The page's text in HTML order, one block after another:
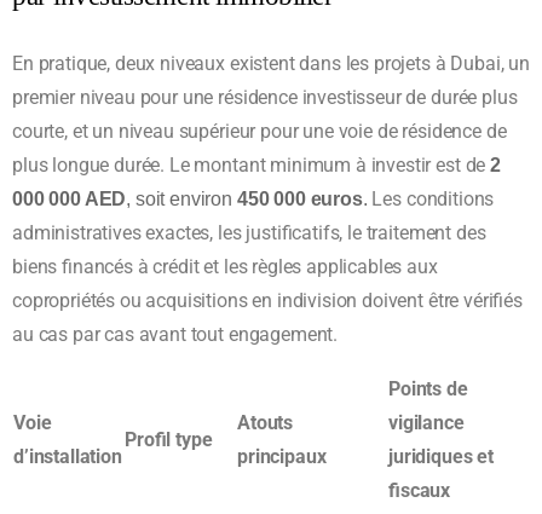
En pratique, deux niveaux existent dans les projets à Dubai, un
premier niveau pour une résidence investisseur de durée plus
courte, et un niveau supérieur pour une voie de résidence de
plus longue durée. Le montant minimum à investir est de2
000 000 AED, soit environ 450 000 euros. Les conditions
administratives exactes, les justificatifs, le traitement des
biens financés à crédit et les règles applicables aux
copropriétés ou acquisitions en indivision doivent être vérifiés
au cas par cas avant tout engagement.
Voie
d’installation
Profil type
Atouts
principaux
Points de
vigilance
juridiques et
fiscaux